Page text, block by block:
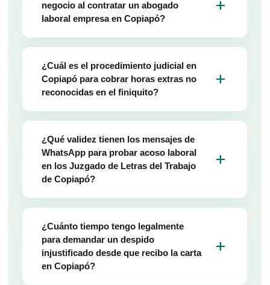
negocio al contratar un abogado
laboral empresa en Copiapó?
add
¿Cuál es el procedimiento judicial en
Copiapó para cobrar horas extras no
reconocidas en el finiquito?
add
¿Qué validez tienen los mensajes de
WhatsApp para probar acoso laboral
en los Juzgado de Letras del Trabajo
de Copiapó?
add
¿Cuánto tiempo tengo legalmente
para demandar un despido
injustificado desde que recibo la carta
en Copiapó?
add